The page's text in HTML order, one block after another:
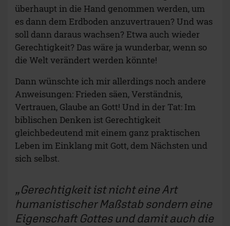
überhaupt in die Hand genommen werden, um
es dann dem Erdboden anzuvertrauen? Und was
soll dann daraus wachsen? Etwa auch wieder
Gerechtigkeit? Das wäre ja wunderbar, wenn so
die Welt verändert werden könnte!
Dann wünschte ich mir allerdings noch andere
Anweisungen: Frieden säen, Verständnis,
Vertrauen, Glaube an Gott! Und in der Tat: Im
biblischen Denken ist Gerechtigkeit
gleichbedeutend mit einem ganz praktischen
Leben im Einklang mit Gott, dem Nächsten und
sich selbst.
Gerechtigkeit ist nicht eine Art
humanistischer Maßstab sondern eine
Eigenschaft Gottes und damit auch die